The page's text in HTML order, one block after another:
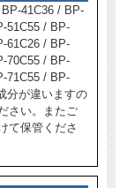
41C36 / BP-
51C55 / BP-
61C26 / BP-
70C55 / BP-
71C55 / BP-
分が違いますの
さい。またご
て保管くださ